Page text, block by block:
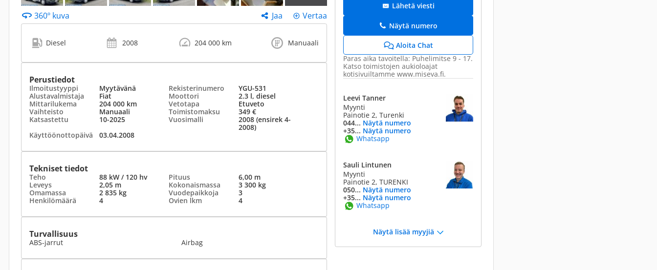
360º kuva Jaa Vertaa
Diesel 2008 204 000 km Manuaali
Perustiedot
Ilmoitustyyppi Myytävänä Rekisterinumero
YGU-531
Alustavalmistaja
Fiat Moottori
2.3 l, diesel
Mittarilukema
204 000 km Vetotapa
Etuveto
Vaihteisto
Manuaali Toimistomaksu
349 €
Katsastettu
10-2025 Vuosimalli
2008 (ensirek 4-
2008)
Käyttöönottopäivä
03.04.2008
Tekniset tiedot
Teho 88 kW / 120 hv Pituus
6,00 m
Leveys
2,05 m Kokonaismassa
3 300 kg
Omamassa
2 835 kg Vuodepaikkoja
3
Henkilömäärä
4 Ovien lkm 4
Turvallisuus
ABS-jarrut Airbag
Lähetä viesti
Näytä numero
Aloita Chat
Paras aika tavoitella: Puhelimitse 9 - 17.
Katso toimistojen aukioloajat
kotisivuiltamme www.miseva.fi.
Leevi Tanner
Myynti
Painotie 2, Turenki
044... Näytä numero
+35... Näytä numero
Whatsapp
Sauli Lintunen
Myynti
Painotie 2, TURENKI
050... Näytä numero
+35... Näytä numero
Whatsapp
Näytä lisää myyjiä